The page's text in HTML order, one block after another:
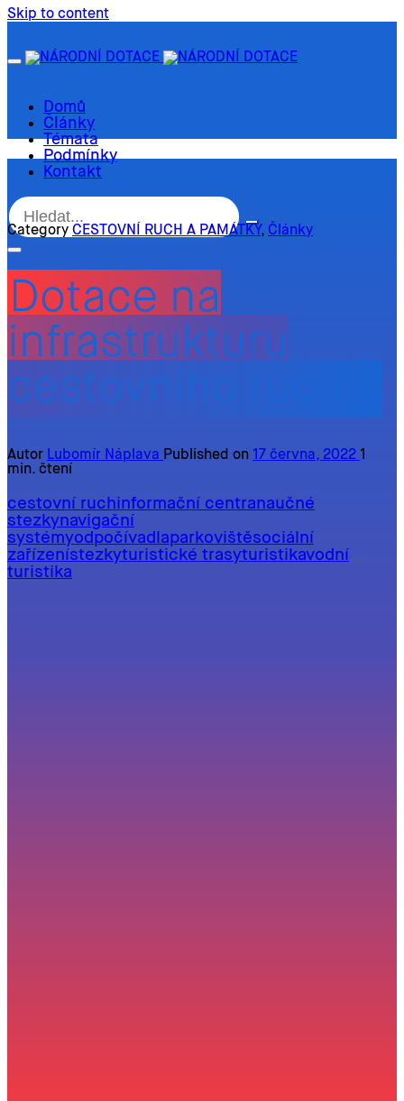
Skip to content
Domů
Články
Témata
Podmínky
Kontakt
Category CESTOVNÍ RUCH A PAMÁTKY, Články
Dotace na
infrastrukturu
cestovního ruchu
Autor Lubomír Náplava Published on 17 června, 2022 1
min. čtení
cestovní ruchinformační centranaučné
stezkynavigační
systémyodpočívadlaparkovištěsociální
zařízenístezkyturistické trasyturistikavodní
turistika